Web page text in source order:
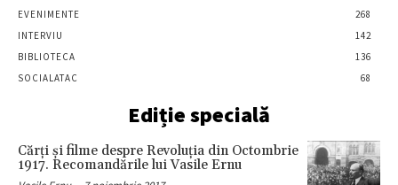
EVENIMENTE
268
INTERVIU
142
BIBLIOTECA
136
SOCIALATAC
68
Ediție specială
Cărţi şi filme despre Revoluţia din Octombrie
1917. Recomandările lui Vasile Ernu